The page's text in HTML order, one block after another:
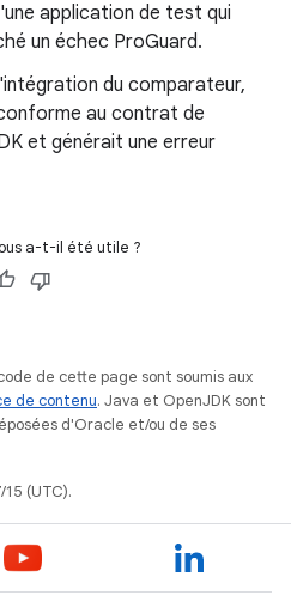
application de test qui
un échec ProGuard.
du comparateur,
au contrat de
et générait une erreur
a-t-il été utile ?
de cette page sont soumis aux
de contenu. Java et OpenJDK sont
d'Oracle et/ou de ses
(UTC).